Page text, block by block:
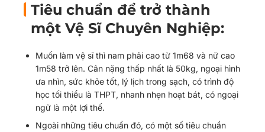
Tiêu chuẩn để trở thành
một Vệ Sĩ Chuyên Nghiệp:
Muốn làm vệ sĩ thì nam phải cao từ 1m68 và nữ cao
1m58 trở lên. Cân nặng thấp nhất là 50kg, ngoại hình
ưa nhìn, sức khỏe tốt, lý lịch trong sạch, có trình độ
học tối thiểu là THPT, nhanh nhẹn hoạt bát, có ngoại
ngữ là một lợi thế.
Ngoài những tiêu chuẩn đó, có một số tiêu chuẩn